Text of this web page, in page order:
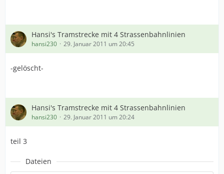
Hansi's Tramstrecke mit 4 Strassenbahnlinien
hansi230 29. Januar 2011 um 20:45
-gelöscht-
Hansi's Tramstrecke mit 4 Strassenbahnlinien
hansi230 29. Januar 2011 um 20:24
teil 3
Dateien